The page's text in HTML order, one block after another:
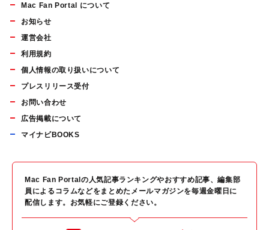
Mac Fan Portal について
お知らせ
運営会社
利用規約
個人情報の取り扱いについて
プレスリリース受付
お問い合わせ
広告掲載について
マイナビBOOKS
Mac Fan Portalの人気記事ランキングやおすすめ記事、編集部
員によるコラムなどをまとめたメールマガジンを毎週金曜日に
配信します。お気軽にご登録ください。